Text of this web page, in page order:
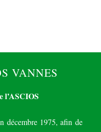
VANNES
l’ASCIOS
décembre 1975, afin de